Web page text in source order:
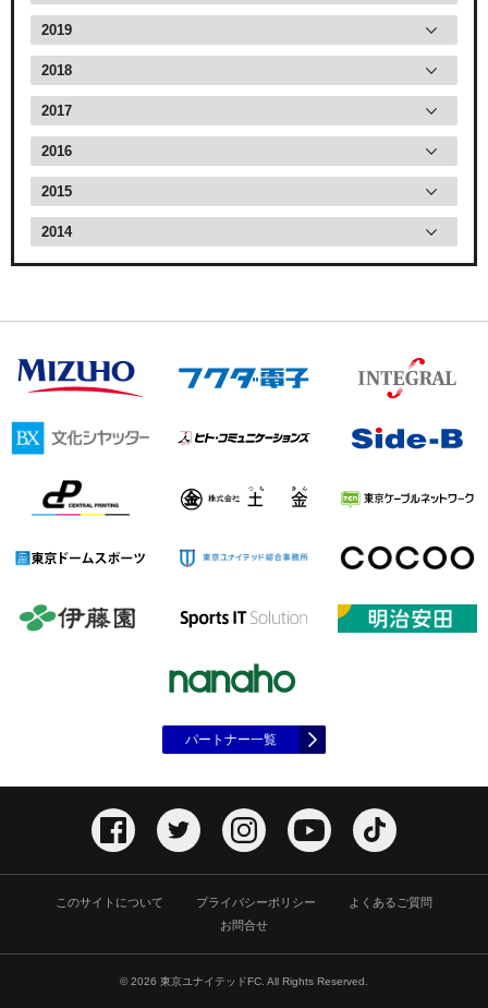
2019
2018
2017
2016
2015
2014
パートナー一覧
このサイトについて プライバシーポリシー
よくあるご質問
お問合せ
© 2026 東京ユナイテッドFC. All Rights Reserved.